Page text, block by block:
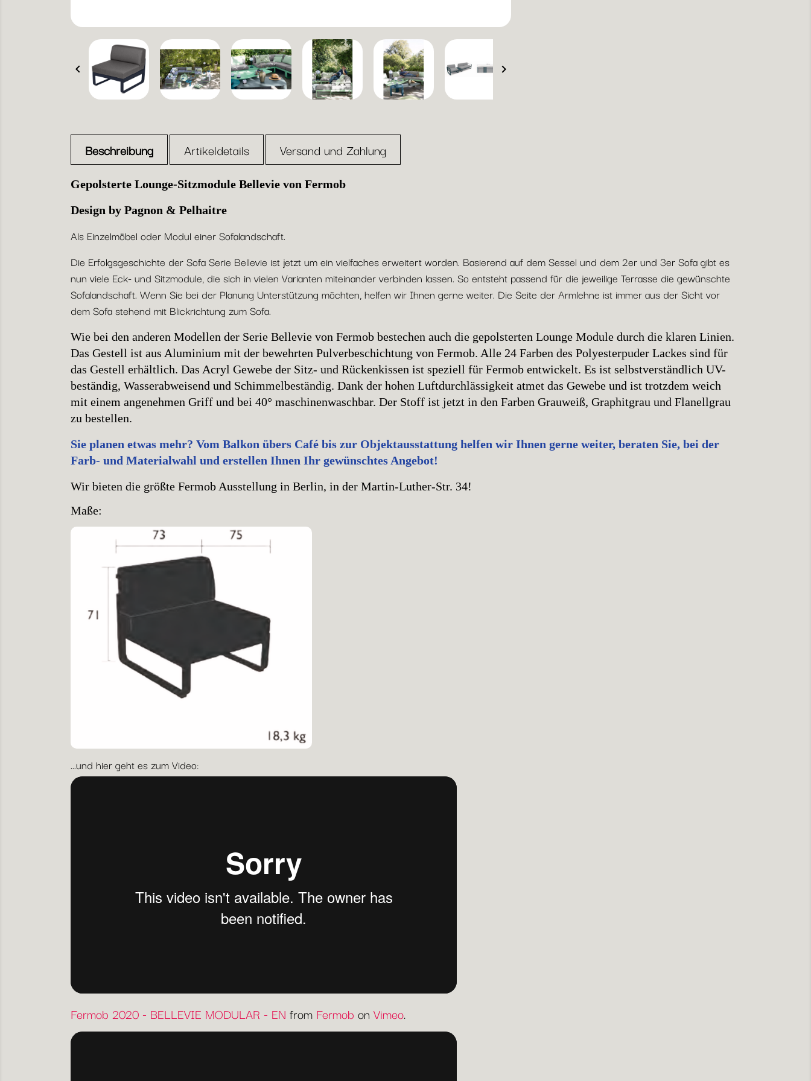
 
Beschreibung Artikeldetails Versand und Zahlung
Gepolsterte Lounge-Sitzmodule Bellevie von Fermob
Design by Pagnon & Pelhaitre
Als Einzelmöbel oder Modul einer Sofalandschaft.
Die Erfolgsgeschichte der Sofa Serie Bellevie ist jetzt um ein vielfaches erweitert worden. Basierend auf dem Sessel und dem 2er und 3er Sofa gibt es
nun viele Eck- und Sitzmodule, die sich in vielen Varianten miteinander verbinden lassen. So entsteht passend für die jeweilige Terrasse die gewünschte
Sofalandschaft. Wenn Sie bei der Planung Unterstützung möchten, helfen wir Ihnen gerne weiter. Die Seite der Armlehne ist immer aus der Sicht vor
dem Sofa stehend mit Blickrichtung zum Sofa.
Wie bei den anderen Modellen der Serie Bellevie von Fermob bestechen auch die gepolsterten Lounge Module durch die klaren Linien.
Das Gestell ist aus Aluminium mit der bewehrten Pulverbeschichtung von Fermob. Alle 24 Farben des Polyesterpuder Lackes sind für
das Gestell erhältlich. Das Acryl Gewebe der Sitz- und Rückenkissen ist speziell für Fermob entwickelt. Es ist selbstverständlich UV-
beständig, Wasserabweisend und Schimmelbeständig. Dank der hohen Luftdurchlässigkeit atmet das Gewebe und ist trotzdem weich
mit einem angenehmen Griff und bei 40° maschinenwaschbar. Der Stoff ist jetzt in den Farben Grauweiß, Graphitgrau und Flanellgrau
zu bestellen.
Sie planen etwas mehr? Vom Balkon übers Café bis zur Objektausstattung helfen wir Ihnen gerne weiter, beraten Sie, bei der
Farb- und Materialwahl und erstellen Ihnen Ihr gewünschtes Angebot!
Wir bieten die größte Fermob Ausstellung in Berlin, in der Martin-Luther-Str. 34!
Maße:
...und hier geht es zum Video:
Fermob 2020 - BELLEVIE MODULAR - EN from Fermob on Vimeo.